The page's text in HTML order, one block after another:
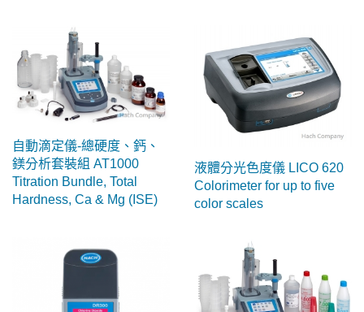
自動滴定儀-總硬度、鈣、
鎂分析套裝組 AT1000
Titration Bundle, Total
Hardness, Ca & Mg (ISE)
液體分光色度儀 LICO 620
Colorimeter for up to five
color scales